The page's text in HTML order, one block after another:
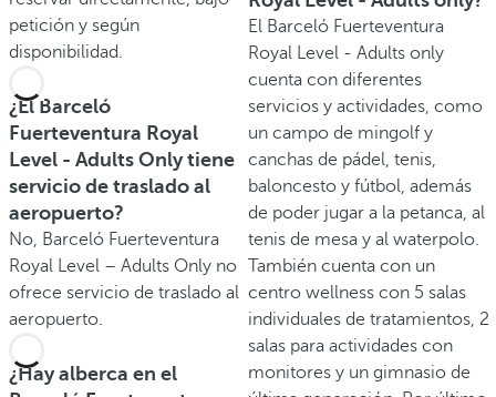
petición y según
disponibilidad.
¿El Barceló
Fuerteventura Royal
Level - Adults Only tiene
servicio de traslado al
aeropuerto?
No, Barceló Fuerteventura
Royal Level – Adults Only no
ofrece servicio de traslado al
aeropuerto.
¿Hay alberca en el
El Barceló Fuerteventura
Royal Level - Adults only
cuenta con diferentes
servicios y actividades, como
un campo de mingolf y
canchas de pádel, tenis,
baloncesto y fútbol, además
de poder jugar a la petanca, al
tenis de mesa y al waterpolo.
También cuenta con un
centro wellness con 5 salas
individuales de tratamientos, 2
salas para actividades con
monitores y un gimnasio de